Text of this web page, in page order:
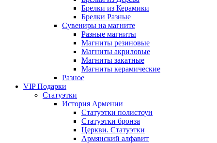
Брелки из Керамики
Брелки Разные
Сувениры на магните
Разные магниты
Магниты резиновые
Магниты акриловые
Магниты закатные
Магниты керамические
Разное
VIP Подарки
Статуэтки
История Армении
Статуэтки полистоун
Статуэтки бронза
Церкви. Статуэтки
Армянский алфавит